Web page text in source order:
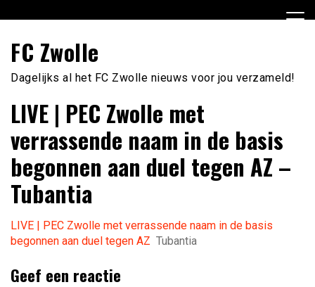
naar
inhoudFC Zwolle
Dagelijks al het FC Zwolle nieuws voor jou verzameld!
LIVE | PEC Zwolle met
verrassende naam in de basis
begonnen aan duel tegen AZ –
Tubantia
LIVE | PEC Zwolle met verrassende naam in de basis
begonnen aan duel tegen AZ Tubantia
Geef een reactie